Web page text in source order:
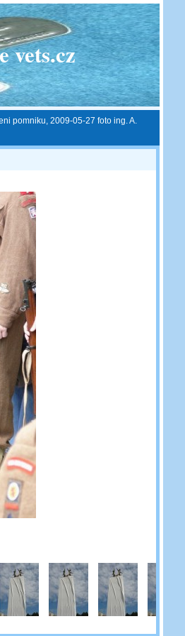
vets.cz
pomniku, 2009-05-27 foto ing. A.